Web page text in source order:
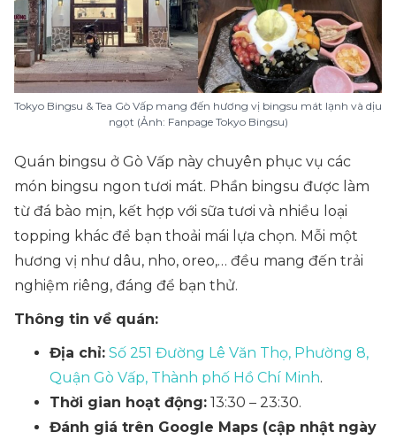
Tokyo Bingsu & Tea Gò Vấp mang đến hương vị bingsu mát lạnh và dịu
ngọt (Ảnh: Fanpage Tokyo Bingsu)
Quán bingsu ở Gò Vấp này chuyên phục vụ các
món bingsu ngon tươi mát. Phần bingsu được làm
từ đá bào mịn, kết hợp với sữa tươi và nhiều loại
topping khác để bạn thoải mái lựa chọn. Mỗi một
hương vị như dâu, nho, oreo,… đều mang đến trải
nghiệm riêng, đáng để bạn thử.
Thông tin về quán:
Địa chỉ: Số 251 Đường Lê Văn Thọ, Phường 8,
Quận Gò Vấp, Thành phố Hồ Chí Minh.
Thời gian hoạt động: 13:30 – 23:30.
Đánh giá trên Google Maps (cập nhật ngày